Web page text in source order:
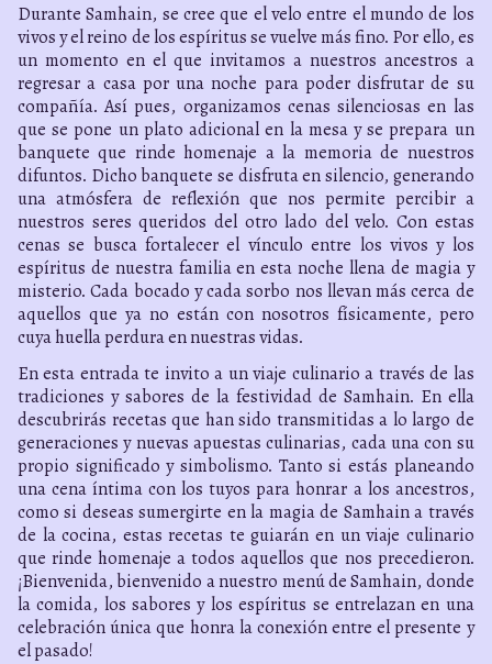
Durante Samhain, se cree que el velo entre el mundo de los
vivos y el reino de los espíritus se vuelve más fino. Por ello, es
un momento en el que invitamos a nuestros ancestros a
regresar a casa por una noche para poder disfrutar de su
compañía. Así pues, organizamos cenas silenciosas en las
que se pone un plato adicional en la mesa y se prepara un
banquete que rinde homenaje a la memoria de nuestros
difuntos. Dicho banquete se disfruta en silencio, generando
una atmósfera de reflexión que nos permite percibir a
nuestros seres queridos del otro lado del velo. Con estas
cenas se busca fortalecer el vínculo entre los vivos y los
espíritus de nuestra familia en esta noche llena de magia y
misterio. Cada bocado y cada sorbo nos llevan más cerca de
aquellos que ya no están con nosotros físicamente, pero
cuya huella perdura en nuestras vidas.
En esta entrada te invito a un viaje culinario a través de las
tradiciones y sabores de la festividad de Samhain. En ella
descubrirás recetas que han sido transmitidas a lo largo de
generaciones y nuevas apuestas culinarias, cada una con su
propio significado y simbolismo. Tanto si estás planeando
una cena íntima con los tuyos para honrar a los ancestros,
como si deseas sumergirte en la magia de Samhain a través
de la cocina, estas recetas te guiarán en un viaje culinario
que rinde homenaje a todos aquellos que nos precedieron.
¡Bienvenida, bienvenido a nuestro menú de Samhain, donde
la comida, los sabores y los espíritus se entrelazan en una
celebración única que honra la conexión entre el presente y
el pasado!